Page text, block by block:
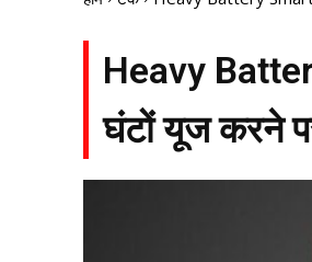
Heavy
घंटों यूज करने